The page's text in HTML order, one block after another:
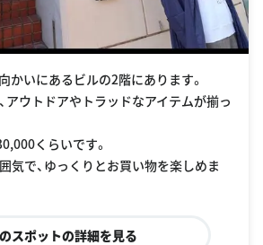
かいにあるビルの2階にあります。
アウトドアやトラッドなアイテムが揃っ
くらいです。
気で、ゆっくりとお買い物を楽しめま
スポットの詳細を見る